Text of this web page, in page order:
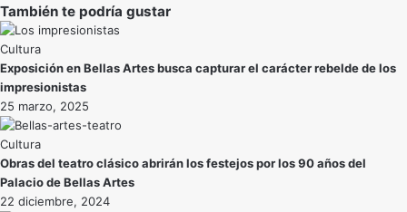
También te podría gustar
Cultura
Exposición en Bellas Artes busca capturar el carácter rebelde de los
impresionistas
25 marzo, 2025
Cultura
Obras del teatro clásico abrirán los festejos por los 90 años del
Palacio de Bellas Artes
22 diciembre, 2024